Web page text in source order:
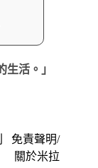
生活。」
免責聲明/
關於米拉